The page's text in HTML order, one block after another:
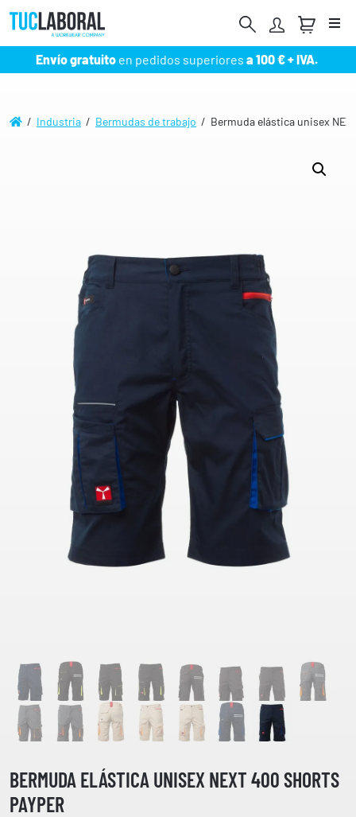
Envío gratuito en pedidos superiores a 100 € + IVA.
/ Industria / Bermudas de trabajo / Bermuda elástica unisex
BERMUDA ELÁSTICA UNISEX NEXT 400 SHORTS
PAYPER